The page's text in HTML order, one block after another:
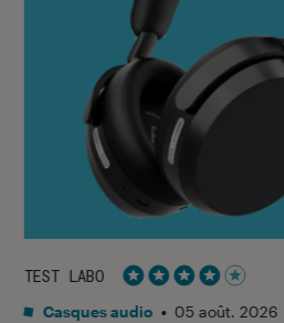
TEST LABO
Noté 4 étoiles sur 5
Casques audio • 05 août. 2026